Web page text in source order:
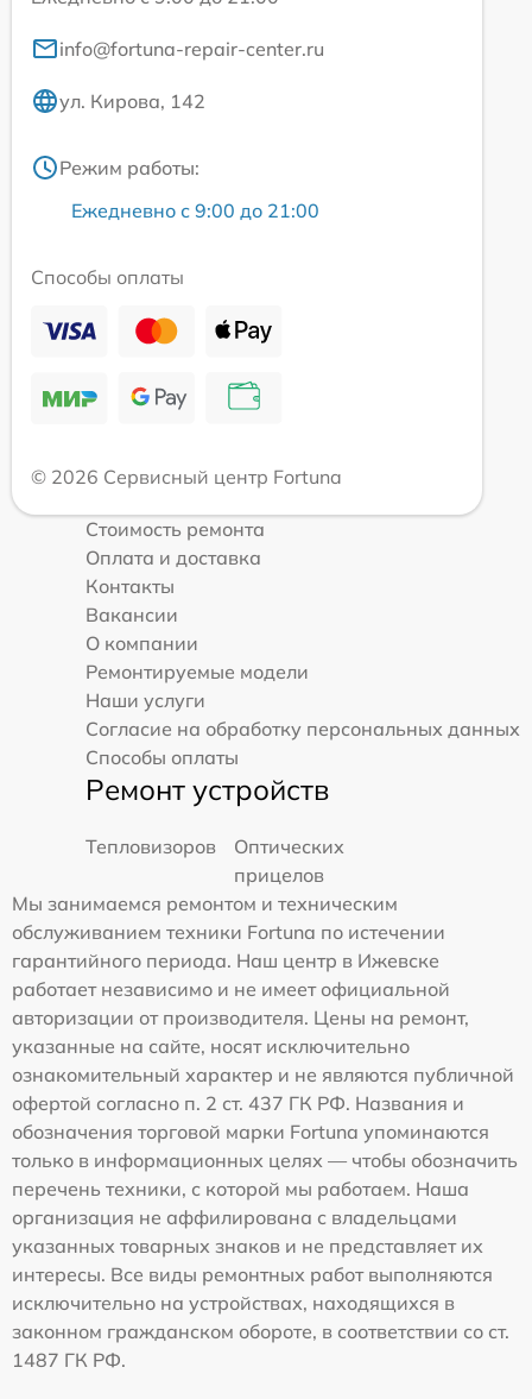
info@fortuna-repair-center.ru
ул. Кирова, 142
Режим работы:
Ежедневно с 9:00 до 21:00
Способы оплаты
© 2026 Сервисный центр Fortuna
Стоимость ремонта
Оплата и доставка
Контакты
Вакансии
О компании
Ремонтируемые модели
Наши услуги
Согласие на обработку персональных данных
Способы оплаты
Ремонт устройств
Тепловизоров
Оптических
прицелов
Мы занимаемся ремонтом и техническим
обслуживанием техники Fortuna по истечении
гарантийного периода. Наш центр в Ижевске
работает независимо и не имеет официальной
авторизации от производителя. Цены на ремонт,
указанные на сайте, носят исключительно
ознакомительный характер и не являются публичной
офертой согласно п. 2 ст. 437 ГК РФ. Названия и
обозначения торговой марки Fortuna упоминаются
только в информационных целях — чтобы обозначить
перечень техники, с которой мы работаем. Наша
организация не аффилирована с владельцами
указанных товарных знаков и не представляет их
интересы. Все виды ремонтных работ выполняются
исключительно на устройствах, находящихся в
законном гражданском обороте, в соответствии со ст.
1487 ГК РФ.